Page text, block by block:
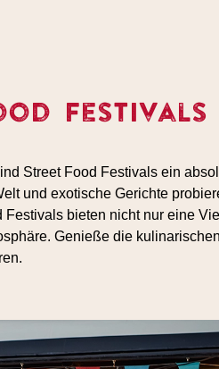
Festivals
Street Food Festivals ein
und exotische Gerichte
bieten nicht nur eine
Genieße die